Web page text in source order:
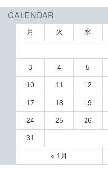
CALENDAR
月 火 水
« 1月
3 4 5
10 11 12
17 18 19
24 25 26
31